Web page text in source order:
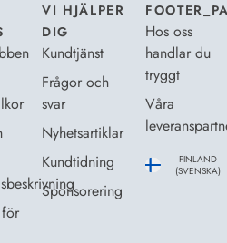
VI HJÄLPER
DIG
Kundtjänst
Frågor och
svar
Nyhetsartiklar
Kundtidning
Sponsorering
Hos oss
handlar du
tryggt
Våra
FINLAND
(SVENSKA)